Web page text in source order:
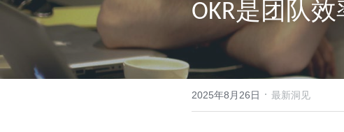
OKR是团队
2025年8月26日 · 最新洞见